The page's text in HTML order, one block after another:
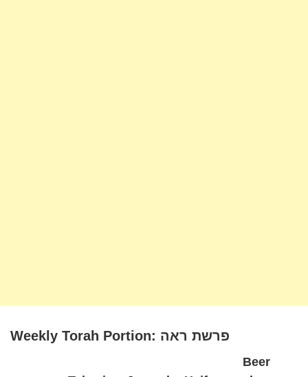
Weekly Torah Portion: פרשת ראה
Beer